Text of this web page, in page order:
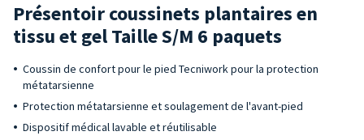
Présentoir coussinets plantaires en
tissu et gel Taille S/M 6 paquets
Coussin de confort pour le pied Tecniwork pour la protection
métatarsienne
Protection métatarsienne et soulagement de l'avant-pied
Dispositif médical lavable et réutilisable